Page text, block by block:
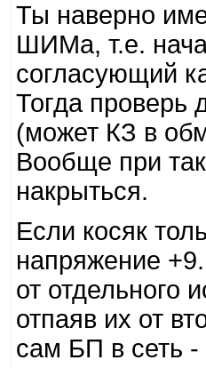
Ты наверно
ШИМа, т.е.
согласующий
Тогда проверь
(может КЗ в
Вообще при
накрыться.
Если косяк
напряжение
от отдельного
отпаяв их от
сам БП в сеть -